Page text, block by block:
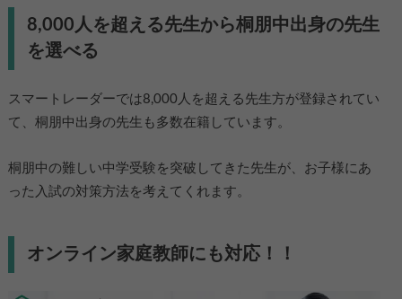
8,000人を超える先生から桐朋中出身の先生
を選べる
スマートレーダーでは8,000人を超える先生方が登録されてい
て、桐朋中出身の先生も多数在籍しています。
桐朋中の難しい中学受験を突破してきた先生が、お子様にあ
った入試の対策方法を考えてくれます。
オンライン家庭教師にも対応！！